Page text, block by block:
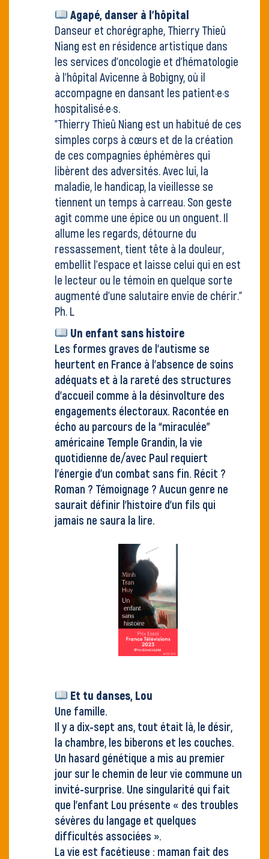
Agapé, danser à l'hôpital
Danseur et chorégraphe, Thierry Thieû
Niang est en résidence artistique dans
les services d’oncologie et d’hématologie
à l’hôpital Avicenne à Bobigny, où il
accompagne en dansant les patient·e·s
hospitalisé·e·s.
"Thierry Thieû Niang est un habitué de ces
simples corps à cœurs et de la création
de ces compagnies éphémères qui
libèrent des adversités. Avec lui, la
maladie, le handicap, la vieillesse se
tiennent un temps à carreau. Son geste
agit comme une épice ou un onguent. Il
allume les regards, détourne du
ressassement, tient tête à la douleur,
embellit l’espace et laisse celui qui en est
le lecteur ou le témoin en quelque sorte
augmenté d’une salutaire envie de chérir."
Ph. L
Un enfant sans histoire
Les formes graves de l’autisme se
heurtent en France à l’absence de soins
adéquats et à la rareté des structures
d’accueil comme à la désinvolture des
engagements électoraux. Racontée en
écho au parcours de la “miraculée”
américaine Temple Grandin, la vie
quotidienne de/avec Paul requiert
l’énergie d’un combat sans fin. Récit ?
Roman ? Témoignage ? Aucun genre ne
saurait définir l’histoire d’un fils qui
jamais ne saura la lire.
Et tu danses, Lou
Une famille.
Il y a dix-sept ans, tout était là, le désir,
la chambre, les biberons et les couches.
Un hasard génétique a mis au premier
jour sur le chemin de leur vie commune un
invité-surprise. Une singularité qui fait
que l’enfant Lou présente « des troubles
sévères du langage et quelques
difficultés associées ».
La vie est facétieuse : maman fait des